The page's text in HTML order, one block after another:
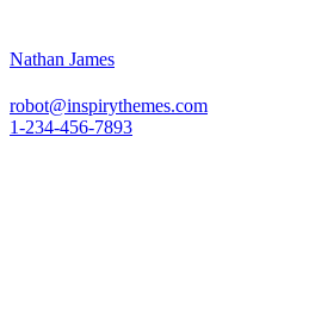
Nathan James
robot@inspirythemes.com
1-234-456-7893